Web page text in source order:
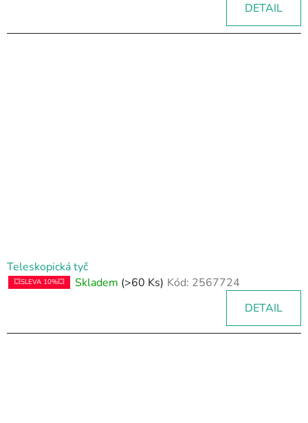
DETAIL
Teleskopická tyč
💥SLEVA 10%💥 Skladem (>60 Ks) Kód: 2567724
DETAIL